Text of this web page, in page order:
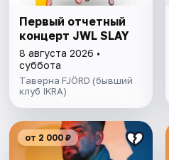
Первый отчетный
концерт JWL SLAY
8 августа 2026 •
суббота
Таверна FJÖRD (бывший
клуб IKRA)
от 2 000 ₽